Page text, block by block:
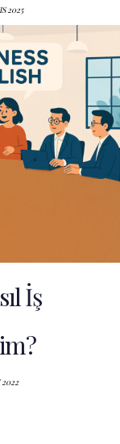
2025
İş
022
×